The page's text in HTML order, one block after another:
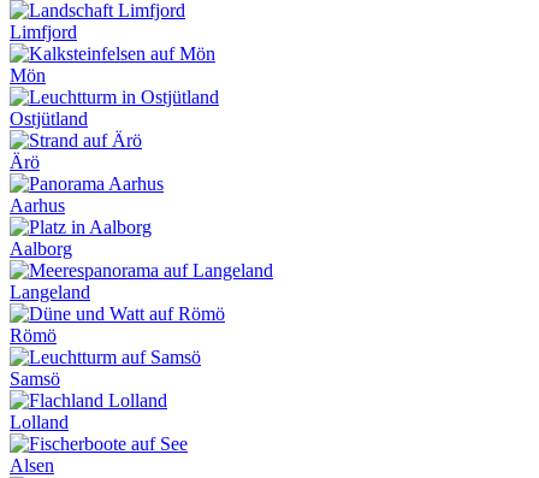
Limfjord
Mön
Ostjütland
Ärö
Aarhus
Aalborg
Langeland
Römö
Samsö
Lolland
Alsen